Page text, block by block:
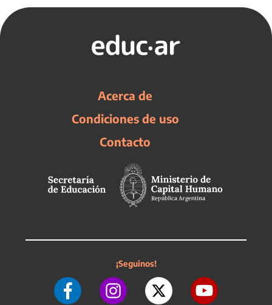
Acerca de
Condiciones de uso
Contacto
¡Seguinos!